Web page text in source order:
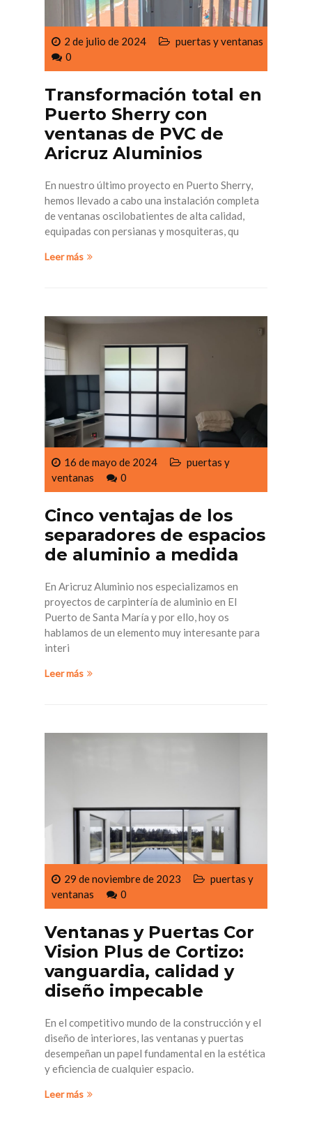
2 de julio de 2024
puertas y ventanas
0
Transformación total en
Puerto Sherry con
ventanas de PVC de
Aricruz Aluminios
En nuestro último proyecto en Puerto Sherry,
hemos llevado a cabo una instalación completa
de ventanas oscilobatientes de alta calidad,
equipadas con persianas y mosquiteras, qu
Leer más
16 de mayo de 2024
puertas y
ventanas
0
Cinco ventajas de los
separadores de espacios
de aluminio a medida
En Aricruz Aluminio nos especializamos en
proyectos de carpintería de aluminio en El
Puerto de Santa María y por ello, hoy os
hablamos de un elemento muy interesante para
interi
Leer más
29 de noviembre de 2023
puertas y
ventanas
0
Ventanas y Puertas Cor
Vision Plus de Cortizo:
vanguardia, calidad y
diseño impecable
En el competitivo mundo de la construcción y el
diseño de interiores, las ventanas y puertas
desempeñan un papel fundamental en la estética
y eficiencia de cualquier espacio.
Leer más